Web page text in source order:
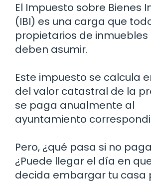
El Impuesto sobre Bienes
(IBI) es una carga que
propietarios de inmuebles
deben asumir.
Este impuesto se calcula
del valor catastral de la
se paga anualmente al
ayuntamiento
Pero, ¿qué pasa si no
¿Puede llegar el día en
decida embargar tu casa